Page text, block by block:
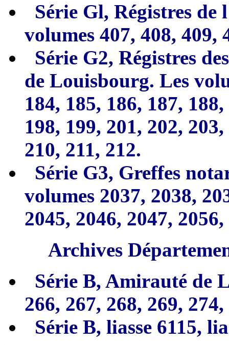
Série Gl, Régistres de
volumes 407, 408, 409,
Série G2, Régistres
de Louisbourg. Les
184, 185, 186, 187,
198, 199, 201, 202,
210, 211, 212.
Série G3, Greffes
volumes 2037, 2038,
2045, 2046, 2047,
Archives
Série B, Amirauté de
266, 267, 268, 269,
Série B, liasse 6115,